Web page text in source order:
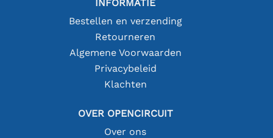
INFORMATIE
Bestellen en verzending
Retourneren
Algemene Voorwaarden
Privacybeleid
Klachten
OVER OPENCIRCUIT
Over ons